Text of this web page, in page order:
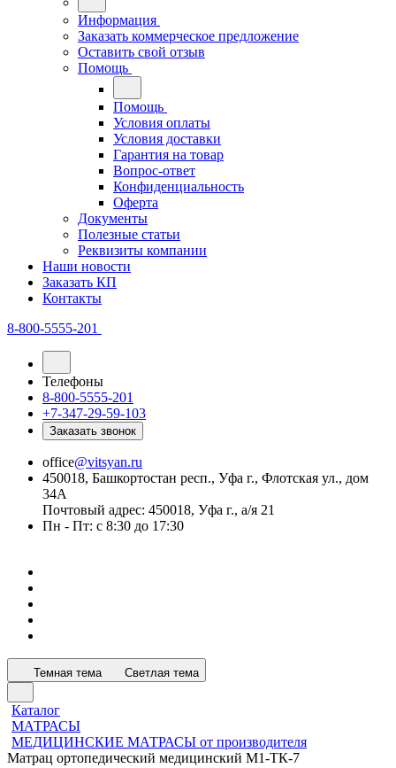
Информация
Заказать коммерческое предложение
Оставить свой отзыв
Помощь
Помощь
Условия оплаты
Условия доставки
Гарантия на товар
Вопрос-ответ
Конфиденциальность
Оферта
Документы
Полезные статьи
Реквизиты компании
Наши новости
Заказать КП
Контакты
8-800-5555-201
Телефоны
8-800-5555-201
+7-347-29-59-103
Заказать звонок
office@vitsyan.ru
450018, Башкортостан респ., Уфа г., Флотская ул., дом
34А
Почтовый адрес: 450018, Уфа г., а/я 21
Пн - Пт: с 8:30 до 17:30
Темная тема Светлая тема
Каталог
МАТРАСЫ
МЕДИЦИНСКИЕ МАТРАСЫ от производителя
Матрац ортопедический медицинский М1-ТК-7